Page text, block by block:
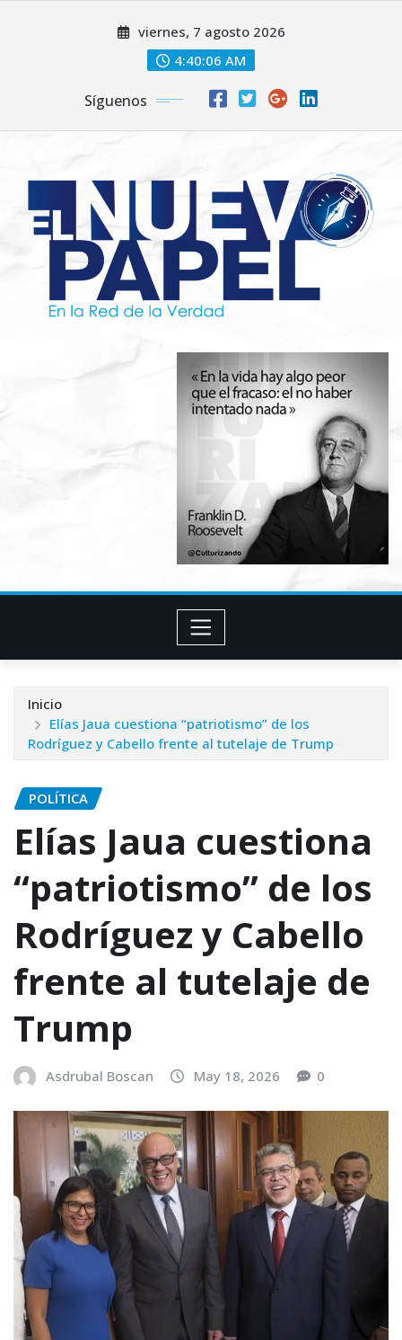
viernes, 7 agosto 2026
4:40:08 AM
Síguenos
Inicio
Elías Jaua cuestiona “patriotismo” de los
Rodríguez y Cabello frente al tutelaje de Trump
POLÍTICA
Elías Jaua cuestiona
“patriotismo” de los
Rodríguez y Cabello
frente al tutelaje de
Trump
Asdrubal Boscan May 18, 2026 0